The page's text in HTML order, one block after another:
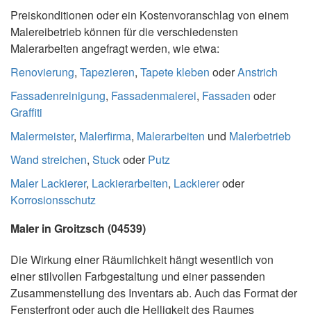
Preiskonditionen oder ein Kostenvoranschlag von einem
Malereibetrieb können für die verschiedensten
Malerarbeiten angefragt werden, wie etwa:
Renovierung, Tapezieren, Tapete kleben oderAnstrich
Fassadenreinigung, Fassadenmalerei, Fassaden oder
Graffiti
Malermeister, Malerfirma, Malerarbeiten und Malerbetrieb
Wand streichen, StuckoderPutz
Maler Lackierer, Lackierarbeiten, Lackiereroder
Korrosionsschutz
Maler in Groitzsch (04539)
Die Wirkung einer Räumlichkeit hängt wesentlich von
einer stilvollen Farbgestaltung und einer passenden
Zusammenstellung des Inventars ab. Auch das Format der
Fensterfront oder auch die Helligkeit des Raumes